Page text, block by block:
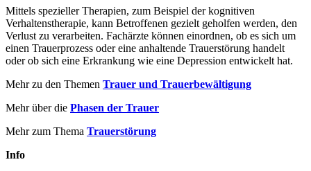
Mittels spezieller Therapien, zum Beispiel der kognitiven
Verhaltenstherapie, kann Betroffenen gezielt geholfen werden, den
Verlust zu verarbeiten. Fachärzte können einordnen, ob es sich um
einen Trauerprozess oder eine anhaltende Trauerstörung handelt
oder ob sich eine Erkrankung wie eine Depression entwickelt hat.
Mehr zu den Themen Trauer und Trauerbewältigung
Mehr über die Phasen der Trauer
Mehr zum Thema Trauerstörung
Info